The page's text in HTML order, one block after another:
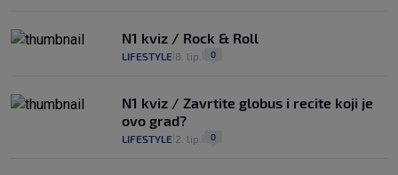
N1 kviz / Rock & Roll
LIFESTYLE 8. lip. 0
N1 kviz / Zavrtite globus i recite koji je
ovo grad?
LIFESTYLE 2. lip. 0